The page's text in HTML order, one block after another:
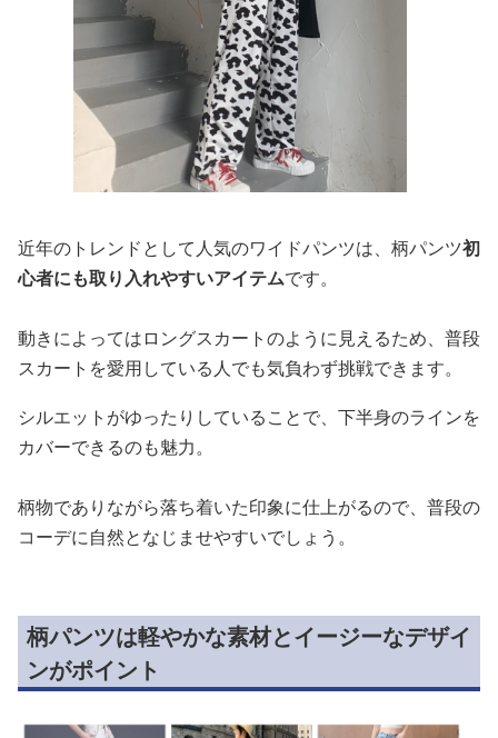
近年のトレンドとして人気のワイドパンツは、柄パンツ初
心者にも取り入れやすいアイテムです。
動きによってはロングスカートのように見えるため、普段
スカートを愛用している人でも気負わず挑戦できます。
シルエットがゆったりしていることで、下半身のラインを
カバーできるのも魅力。
柄物でありながら落ち着いた印象に仕上がるので、普段の
コーデに自然となじませやすいでしょう。
柄パンツは軽やかな素材とイージーなデザイ
ンがポイント